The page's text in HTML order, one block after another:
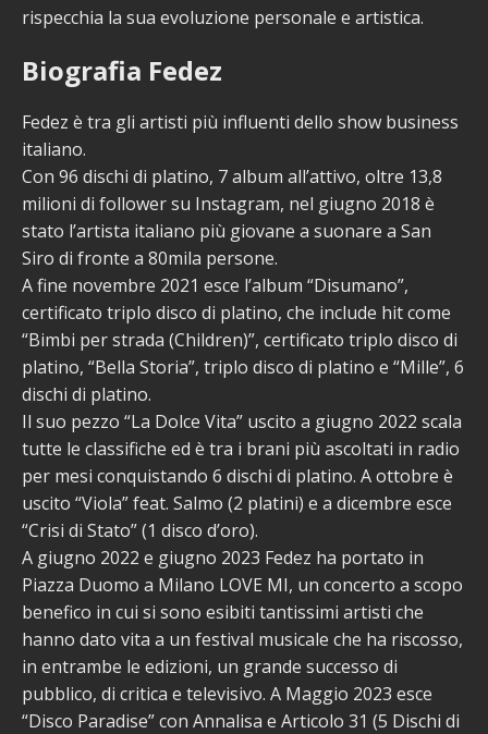
rispecchia la sua evoluzione personale e artistica.
Biografia Fedez
Fedez è tra gli artisti più influenti dello show business
italiano.
Con 96 dischi di platino, 7 album all’attivo, oltre 13,8
milioni di follower su Instagram, nel giugno 2018 è
stato l’artista italiano più giovane a suonare a San
Siro di fronte a 80mila persone.
A fine novembre 2021 esce l’album “Disumano”,
certificato triplo disco di platino, che include hit come
“Bimbi per strada (Children)”, certificato triplo disco di
platino, “Bella Storia”, triplo disco di platino e “Mille”, 6
dischi di platino.
Il suo pezzo “La Dolce Vita” uscito a giugno 2022 scala
tutte le classifiche ed è tra i brani più ascoltati in radio
per mesi conquistando 6 dischi di platino. A ottobre è
uscito “Viola” feat. Salmo (2 platini) e a dicembre esce
“Crisi di Stato” (1 disco d’oro).
A giugno 2022 e giugno 2023 Fedez ha portato in
Piazza Duomo a Milano LOVE MI, un concerto a scopo
benefico in cui si sono esibiti tantissimi artisti che
hanno dato vita a un festival musicale che ha riscosso,
in entrambe le edizioni, un grande successo di
pubblico, di critica e televisivo. A Maggio 2023 esce
“Disco Paradise” con Annalisa e Articolo 31 (5 Dischi di